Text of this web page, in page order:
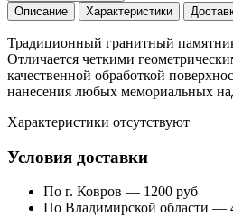
Описание
Характеристики
Традиционный гранитный
Отличается четкими
качественной обработкой
нанесения любых мемориальных
Характеристики отсутствуют
Условия доставки
По г. Ковров — 1200 руб
По Владимирской области —